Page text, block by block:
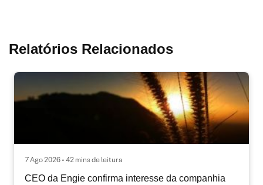
Relatórios Relacionados
7 Ago 2026 • 42 mins de leitura
CEO da Engie confirma interesse da companhia